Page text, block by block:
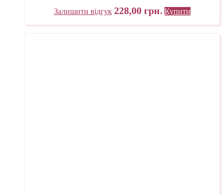
Залишити відгук 228,00 грн. Купити